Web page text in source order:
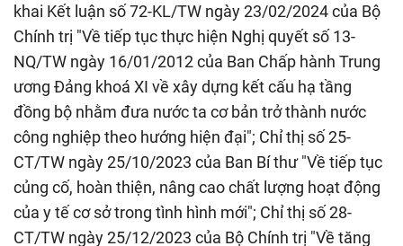
khai Kết luận số 72-KL/TW ngày 23/02/2024 của Bộ
Chính trị "Về tiếp tục thực hiện Nghị quyết số 13-
NQ/TW ngày 16/01/2012 của Ban Chấp hành Trung
ương Đảng khoá XI về xây dựng kết cấu hạ tầng
đồng bộ nhằm đưa nước ta cơ bản trở thành nước
công nghiệp theo hướng hiện đại"; Chỉ thị số 25-
CT/TW ngày 25/10/2023 của Ban Bí thư "Về tiếp tục
củng cố, hoàn thiện, nâng cao chất lượng hoạt động
của y tế cơ sở trong tình hình mới"; Chỉ thị số 28-
CT/TW ngày 25/12/2023 của Bộ Chính trị "Về tăng